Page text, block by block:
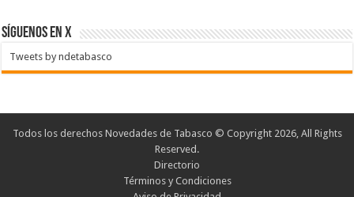
SÍGUENOS EN X
Tweets by ndetabasco
Todos los derechos Novedades de Tabasco © Copyright 2026, All Rights
Reserved.
Directorio
Términos y Condiciones